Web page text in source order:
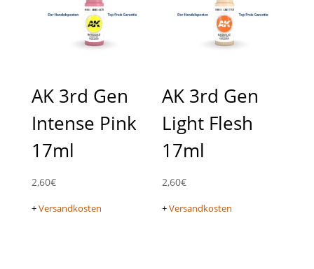
AK 3rd Gen
Intense Pink
17ml
2,60€
+Versandkosten
AK 3rd Gen
Light Flesh
17ml
2,60€
+Versandkosten